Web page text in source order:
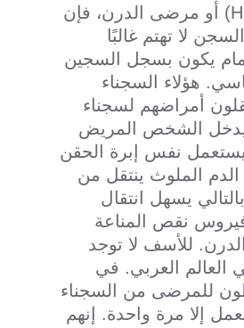
المكتسبة» (HIV) أو مرضى الدرن، فإن
لا تهتم غالبًا
يكون بسجل السجين
هؤلاء السجناء
أمراضهم لسجناء
يدخل الشخص المريض
نفس إبرة الحقن
الملوث ينتقل من
يسهل انتقال
نقص المناعة
للأسف لا توجد
العالم العربي. في
للمرضى من السجناء
إلا مرة واحدة. إنهم